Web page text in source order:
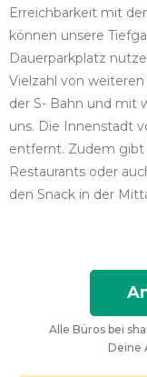
Erreichbarkeit mit
können unsere
Dauerparkplatz
Vielzahl von
der S- Bahn und mit
uns. Die Innenstadt
entfernt. Zudem gibt
Restaurants oder
den Snack in der
Alle Büros bei
Deine